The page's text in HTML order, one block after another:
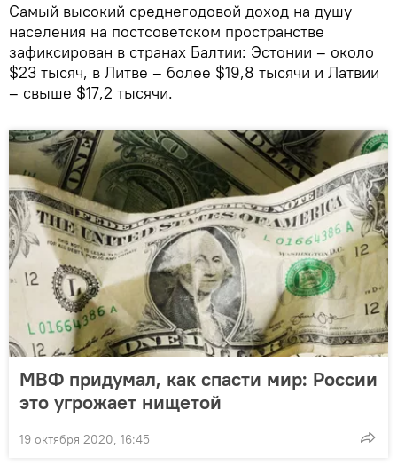
Самый высокий среднегодовой доход на душу
населения на постсоветском пространстве
зафиксирован в странах Балтии: Эстонии – около
$23 тысяч, в Литве – более $19,8 тысячи и Латвии
– свыше $17,2 тысячи.
МВФ придумал, как спасти мир: России
это угрожает нищетой
19 октября 2020, 16:45